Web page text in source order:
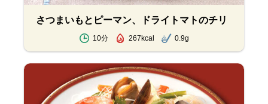
さつまいもとピーマン、ドライトマトのチリ
10分 267kcal 0.9g